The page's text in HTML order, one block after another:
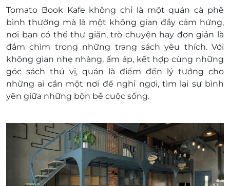
Tomato Book Kafe không chỉ là một quán cà phê
bình thường mà là một không gian đầy cảm hứng,
nơi bạn có thể thư giãn, trò chuyện hay đơn giản là
đắm chìm trong những trang sách yêu thích. Với
không gian nhẹ nhàng, ấm áp, kết hợp cùng những
góc sách thú vị, quán là điểm đến lý tưởng cho
những ai cần một nơi để nghỉ ngơi, tìm lại sự bình
yên giữa những bộn bề cuộc sống.